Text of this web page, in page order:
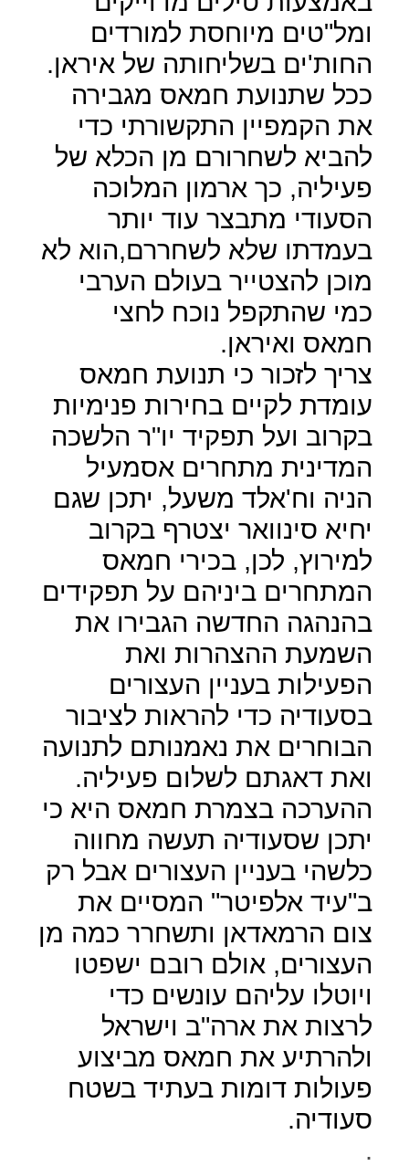
ומל"טים מיוחסת למורדים
החות'ים בשליחותה של איראן.
ככל שתנועת חמאס מגבירה
את הקמפיין התקשורתי כדי
להביא לשחרורם מן הכלא של
פעיליה, כך ארמון המלוכה
הסעודי מתבצר עוד יותר
בעמדתו שלא לשחררם,הוא לא
מוכן להצטייר בעולם הערבי
כמי שהתקפל נוכח לחצי
חמאס ואיראן.
צריך לזכור כי תנועת חמאס
עומדת לקיים בחירות פנימיות
בקרוב ועל תפקיד יו"ר הלשכה
המדינית מתחרים אסמעיל
הניה וח'אלד משעל, יתכן שגם
יחיא סינוואר יצטרף בקרוב
למירוץ, לכן, בכירי חמאס
המתחרים ביניהם על תפקידים
בהנהגה החדשה הגבירו את
השמעת ההצהרות ואת
הפעילות בעניין העצורים
בסעודיה כדי להראות לציבור
הבוחרים את נאמנותם לתנועה
ואת דאגתם לשלום פעיליה.
ההערכה בצמרת חמאס היא כי
יתכן שסעודיה תעשה מחווה
כלשהי בעניין העצורים אבל רק
ב"עיד אלפיטר" המסיים את
צום הרמאדאן ותשחרר כמה מן
העצורים, אולם רובם ישפטו
ויוטלו עליהם עונשים כדי
לרצות את ארה"ב וישראל
ולהרתיע את חמאס מביצוע
פעולות דומות בעתיד בשטח
סעודיה.
.